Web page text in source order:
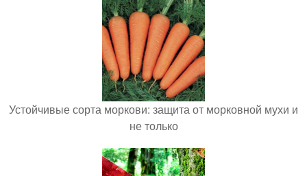
Устойчивые сорта моркови: защита от морковной мухи и
не только